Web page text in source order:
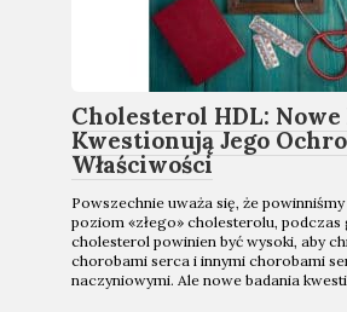
Cholesterol HDL: Nowe
Kwestionują Jego
Właściwości
Powszechnie uważa się, że
poziom «złego» cholesterolu, podczas
cholesterol powinien być wysoki, aby
chorobami serca i innymi chorobami
naczyniowymi. Ale nowe badania